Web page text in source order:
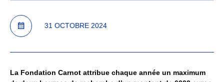
31 OCTOBRE 2024
La Fondation Carnot attribue chaque année un maximum